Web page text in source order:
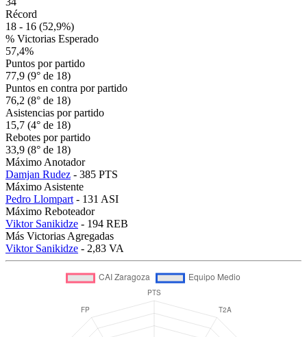
Récord
18 - 16 (52,9%)
% Victorias Esperado
57,4%
Puntos por partido
77,9 (9° de 18)
Puntos en contra por partido
76,2 (8° de 18)
Asistencias por partido
15,7 (4° de 18)
Rebotes por partido
33,9 (8° de 18)
Máximo Anotador
Damjan Rudez - 385 PTS
Máximo Asistente
Pedro Llompart - 131 ASI
Máximo Reboteador
Viktor Sanikidze - 194 REB
Más Victorias Agregadas
Viktor Sanikidze - 2,83 VA